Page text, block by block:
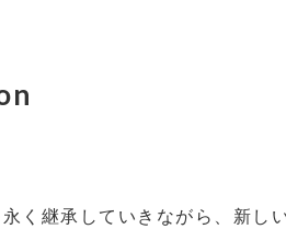
く継承していきながら、新し